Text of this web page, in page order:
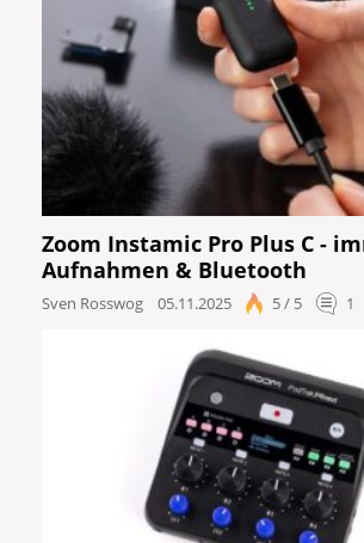
Zoom Instamic Pro Plus C -
Aufnahmen & Bluetooth
Sven Rosswog 05.11.2025 5 / 5 1